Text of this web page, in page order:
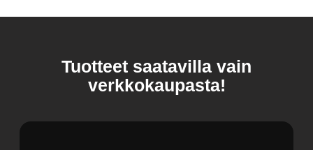
Tuotteet saatavilla vain
verkkokaupasta!